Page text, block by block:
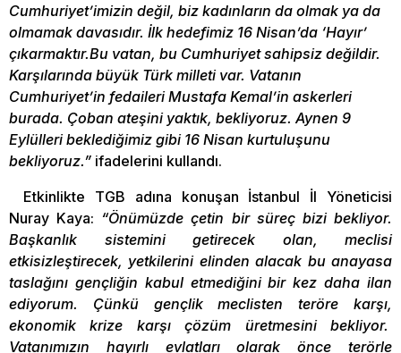
Cumhuriyet’imizin değil, biz kadınların da olmak ya da
olmamak davasıdır. İlk hedefimiz 16 Nisan’da ‘Hayır’
çıkarmaktır.Bu vatan, bu Cumhuriyet sahipsiz değildir.
Karşılarında büyük Türk milleti var. Vatanın
Cumhuriyet’in fedaileri Mustafa Kemal’in askerleri
burada. Çoban ateşini yaktık, bekliyoruz. Aynen 9
Eylülleri beklediğimiz gibi 16 Nisan kurtuluşunu
bekliyoruz.” ifadelerini kullandı.
Etkinlikte TGB adına konuşan İstanbul İl Yöneticisi
Nuray Kaya: “Önümüzde çetin bir süreç bizi bekliyor.
Başkanlık sistemini getirecek olan, meclisi
etkisizleştirecek, yetkilerini elinden alacak bu anayasa
taslağını gençliğin kabul etmediğini bir kez daha ilan
ediyorum. Çünkü gençlik meclisten teröre karşı,
ekonomik krize karşı çözüm üretmesini bekliyor.
Vatanımızın hayırlı evlatları olarak önce terörle